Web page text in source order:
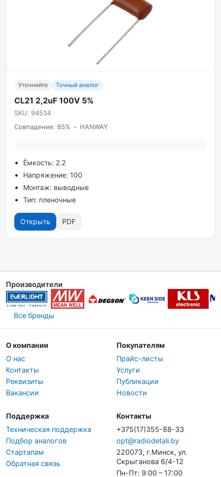
Уточняйте Точный аналог
CL21 2,2uF 100V 5%
SKU: 94534
Совпадение: 85% • HANWAY
Ёмкость: 2.2
Напряжение: 100
Монтаж: выводные
Тип: пленочные
Открыть PDF
Производители
Все бренды
О компании
О нас
Контакты
Реквизиты
Вакансии
Покупателям
Прайс-листы
Услуги
Публикации
Новости
Поддержка
Техническая поддержка
Подбор аналогов
Стартапам
Обратная связь
Контакты
+375(17)355-88-33
opt@radiodetali.by
220073, г.Минск, ул.
Скрыганова 6/4-12
Пн-Пт: 9:00 – 17:00